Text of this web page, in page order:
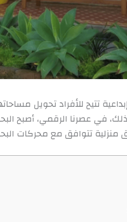
تتيح للأفراد تحويل
في عصرنا الرقمي، أصبح
منزلية تتوافق مع محركات